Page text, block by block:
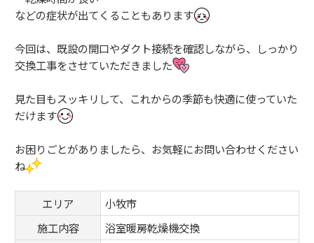
などの症状が出てくることもあります
今回は、既設の開口やダクト接続を確認しながら、しっかり
交換工事をさせていただきました
見た目もスッキリして、これからの季節も快適に使っていた
だけます
お困りごとがありましたら、お気軽にお問い合わせください
ね
エリア
小牧市
施工内容
浴室暖房乾燥機交換